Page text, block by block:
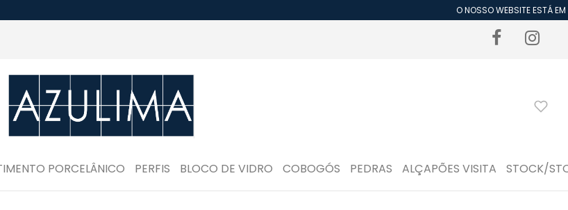
O NOSSO WEBSITE ESTÁ
PORCELÂNICO PERFIS BLOCO DE VIDRO COBOGÓS PEDRAS ALÇAPÕES VISITA STOCK/